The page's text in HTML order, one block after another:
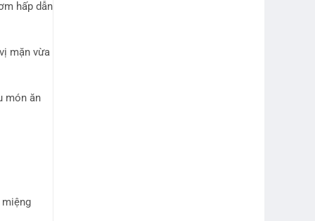
hấp dẫn
mặn vừa
món ăn